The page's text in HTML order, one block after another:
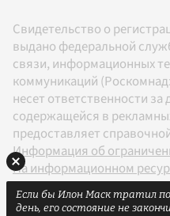
Свидетельство о
выдано федеральной
связи, информационных
коммуникаций
несет ответственности
содержащейся в
предоставляет
Информация об
На информационном
рекомендательные
Правилами
Если бы Илон Маск тратил по
день, его состояние не